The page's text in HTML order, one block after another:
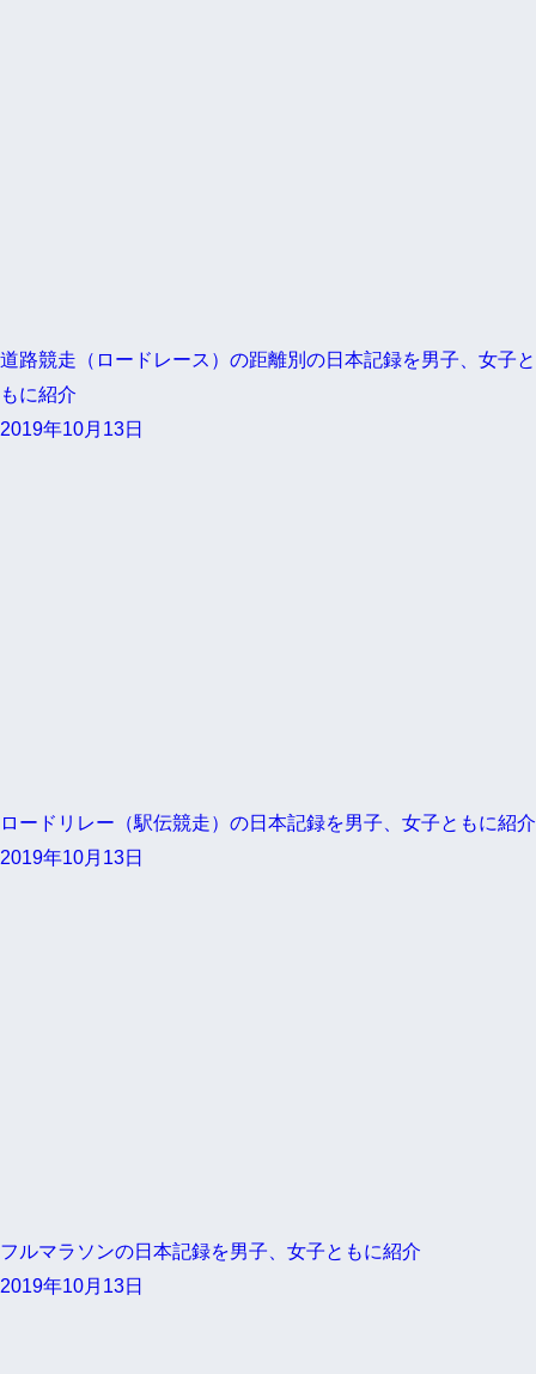
道路競走（ロードレース）の距離別の日本記録を男子、女子と
もに紹介
2019年10月13日
ロードリレー（駅伝競走）の日本記録を男子、女子ともに紹介
2019年10月13日
フルマラソンの日本記録を男子、女子ともに紹介
2019年10月13日